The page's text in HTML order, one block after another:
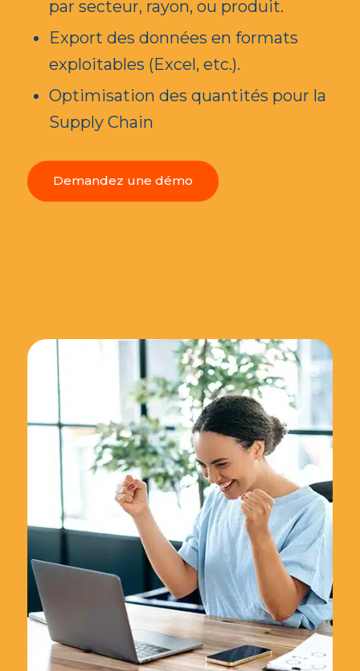
par secteur, rayon, ou produit.
Export des données en formats
exploitables (Excel, etc.).
Optimisation des quantités pour la
Supply Chain
Demandez une démo